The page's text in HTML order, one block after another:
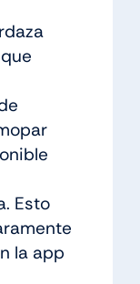
Esto
la app